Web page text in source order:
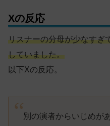
Xの反応
リスナーの分母が少なすぎ
していました。
以下Xの反応。
別の演者からいじめが